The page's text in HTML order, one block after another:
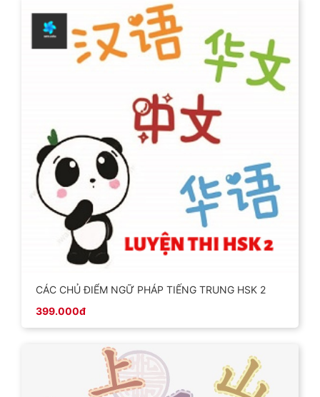
CÁC CHỦ ĐIỂM NGỮ PHÁP TIẾNG TRUNG HSK 2
399.000đ